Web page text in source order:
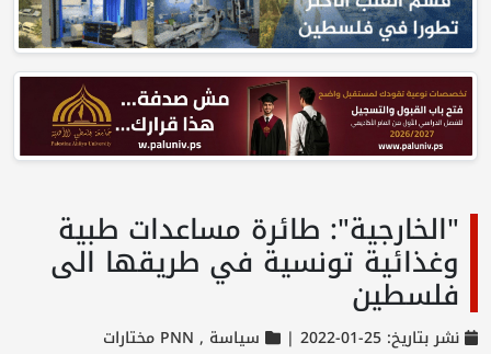
"الخارجية": طائرة مساعدات طبية
وغذائية تونسية في طريقها الى
فلسطين
نشر بتاريخ: 25-01-2022 | سياسة , PNN مختارات